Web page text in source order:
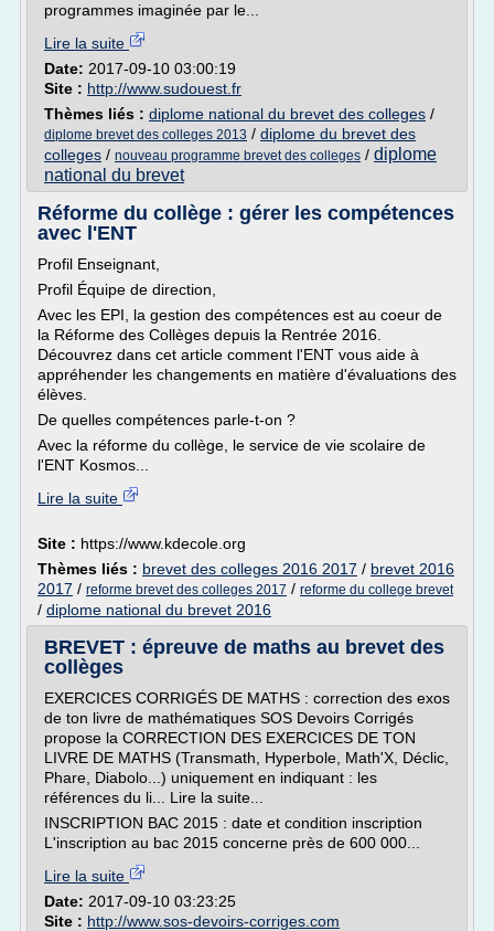
programmes imaginée par le...
Lire la suite
Date: 2017-09-10 03:00:19
Site : http://www.sudouest.fr
Thèmes liés : diplome national du brevet des colleges /
diplome brevet des colleges 2013 / diplome du brevet des
colleges / nouveau programme brevet des colleges / diplome
national du brevet
Réforme du collège : gérer les compétences
avec l'ENT
Profil Enseignant,
Profil Équipe de direction,
Avec les EPI, la gestion des compétences est au coeur de
la Réforme des Collèges depuis la Rentrée 2016.
Découvrez dans cet article comment l'ENT vous aide à
appréhender les changements en matière d'évaluations des
élèves.
De quelles compétences parle-t-on ?
Avec la réforme du collège, le service de vie scolaire de
l'ENT Kosmos...
Lire la suite
Site : https://www.kdecole.org
Thèmes liés : brevet des colleges 2016 2017 / brevet 2016
2017 / reforme brevet des colleges 2017 / reforme du college brevet
/ diplome national du brevet 2016
BREVET : épreuve de maths au brevet des
collèges
EXERCICES CORRIGÉS DE MATHS : correction des exos
de ton livre de mathématiques SOS Devoirs Corrigés
propose la CORRECTION DES EXERCICES DE TON
LIVRE DE MATHS (Transmath, Hyperbole, Math'X, Déclic,
Phare, Diabolo...) uniquement en indiquant : les
références du li... Lire la suite...
INSCRIPTION BAC 2015 : date et condition inscription
L'inscription au bac 2015 concerne près de 600 000...
Lire la suite
Date: 2017-09-10 03:23:25
Site : http://www.sos-devoirs-corriges.com